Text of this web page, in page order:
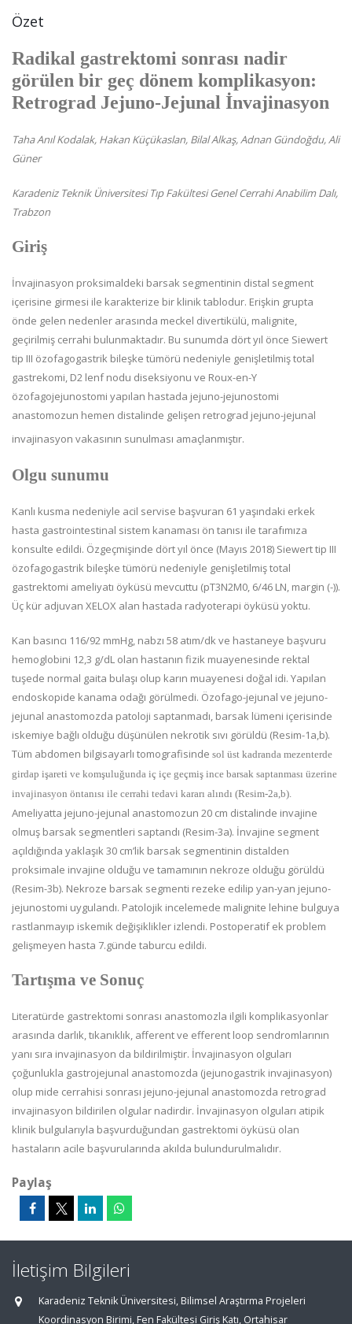
Özet
Radikal gastrektomi sonrası nadir
görülen bir geç dönem komplikasyon:
Retrograd Jejuno-Jejunal İnvajinasyon
Taha Anıl Kodalak, Hakan Küçükaslan, Bilal Alkaş, Adnan Gündoğdu, Ali
Güner
Karadeniz Teknik Üniversitesi Tıp Fakültesi Genel Cerrahi Anabilim Dalı,
Trabzon
Giriş
İnvajinasyon proksimaldeki barsak segmentinin distal segment
içerisine girmesi ile karakterize bir klinik tablodur. Erişkin grupta
önde gelen nedenler arasında meckel divertikülü, malignite,
geçirilmiş cerrahi bulunmaktadır. Bu sunumda dört yıl önce Siewert
tip III özofagogastrik bileşke tümörü nedeniyle genişletilmiş total
gastrekomi, D2 lenf nodu diseksiyonu ve Roux-en-Y
özofagojejunostomi yapılan hastada jejuno-jejunostomi
anastomozun hemen distalinde gelişen retrograd jejuno-jejunal
invajinasyon vakasının sunulması amaçlanmıştır.
Olgu sunumu
Kanlı kusma nedeniyle acil servise başvuran 61 yaşındaki erkek
hasta gastrointestinal sistem kanaması ön tanısı ile tarafımıza
konsulte edildi. Özgeçmişinde dört yıl önce (Mayıs 2018) Siewert tip III
özofagogastrik bileşke tümörü nedeniyle genişletilmiş total
gastrektomi ameliyatı öyküsü mevcuttu (pT3N2M0, 6/46 LN, margin (-)).
Üç kür adjuvan XELOX alan hastada radyoterapi öyküsü yoktu.
Kan basıncı 116/92 mmHg, nabzı 58 atım/dk ve hastaneye başvuru
hemoglobini 12,3 g/dL olan hastanın fizik muayenesinde rektal
tuşede normal gaita bulaşı olup karın muayenesi doğal idi. Yapılan
endoskopide kanama odağı görülmedi. Özofago-jejunal ve jejuno-
jejunal anastomozda patoloji saptanmadı, barsak lümeni içerisinde
iskemiye bağlı olduğu düşünülen nekrotik sıvı görüldü (Resim-1a,b).
Tüm abdomen bilgisayarlı tomografisinde sol üst kadranda mezenterde
girdap işareti ve komşuluğunda iç içe geçmiş ince barsak saptanması üzerine
invajinasyon öntanısı ile cerrahi tedavi kararı alındı (Resim-2a,b).
Ameliyatta jejuno-jejunal anastomozun 20 cm distalinde invajine
olmuş barsak segmentleri saptandı (Resim-3a). İnvajine segment
açıldığında yaklaşık 30 cm’lik barsak segmentinin distalden
proksimale invajine olduğu ve tamamının nekroze olduğu görüldü
(Resim-3b). Nekroze barsak segmenti rezeke edilip yan-yan jejuno-
jejunostomi uygulandı. Patolojik incelemede malignite lehine bulguya
rastlanmayıp iskemik değişiklikler izlendi. Postoperatif ek problem
gelişmeyen hasta 7.günde taburcu edildi.
Tartışma ve Sonuç
Literatürde gastrektomi sonrası anastomozla ilgili komplikasyonlar
arasında darlık, tıkanıklık, afferent ve efferent loop sendromlarının
yanı sıra invajinasyon da bildirilmiştir. İnvajinasyon olguları
çoğunlukla gastrojejunal anastomozda (jejunogastrik invajinasyon)
olup mide cerrahisi sonrası jejuno-jejunal anastomozda retrograd
invajinasyon bildirilen olgular nadirdir. İnvajinasyon olguları atipik
klinik bulgularıyla başvurduğundan gastrektomi öyküsü olan
hastaların acile başvurularında akılda bulundurulmalıdır.
Paylaş
İletişim Bilgileri
Karadeniz Teknik Üniversitesi, Bilimsel Araştırma Projeleri
Koordinasyon Birimi, Fen Fakültesi Giriş Katı, Ortahisar